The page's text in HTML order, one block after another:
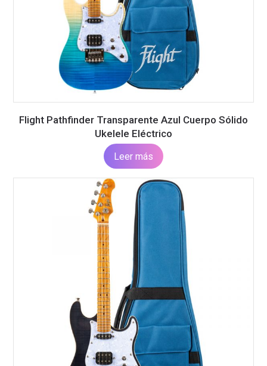
Flight Pathfinder Transparente Azul Cuerpo Sólido
Ukelele Eléctrico
Leer más